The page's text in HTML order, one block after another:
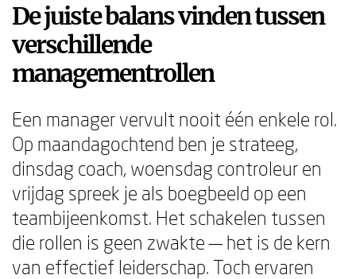
De juiste balans vinden tussen
verschillende
managementrollen
Een manager vervult nooit één enkele rol.
Op maandagochtend ben je strateeg,
dinsdag coach, woensdag controleur en
vrijdag spreek je als boegbeeld op een
teambijeenkomst. Het schakelen tussen
die rollen is geen zwakte — het is de kern
van effectief leiderschap. Toch ervaren